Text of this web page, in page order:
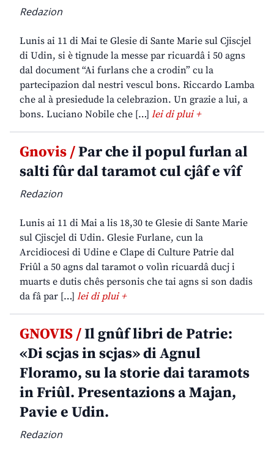
Redazion
Lunis ai 11 di Mai te Glesie di Sante Marie sul Cjiscjel
di Udin, si è tignude la messe par ricuardâ i 50 agns
dal document “Ai furlans che a crodin” cu la
partecipazion dal nestri vescul bons. Riccardo Lamba
che al à presiedude la celebrazion. Un grazie a lui, a
bons. Luciano Nobile che […] lei di plui +
Gnovis /Par che il popul furlan al
salti fûr dal taramot cul cjâf e vîf
Redazion
Lunis ai 11 di Mai a lis 18,30 te Glesie di Sante Marie
sul Cjiscjel di Udin. Glesie Furlane, cun la
Arcidiocesi di Udine e Clape di Culture Patrie dal
Friûl a 50 agns dal taramot o volìn ricuardâ ducj i
muarts e dutis chês personis che tai agns si son dadis
da fâ par […] lei di plui +
GNOVIS /Il gnûf libri de Patrie:
«Di scjas in scjas» di Agnul
Floramo, su la storie dai taramots
in Friûl. Presentazions a Majan,
Pavie e Udin.
Redazion